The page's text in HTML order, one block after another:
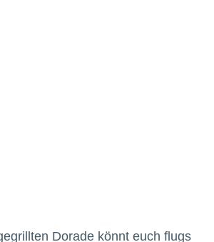
Dorade könnt euch flugs